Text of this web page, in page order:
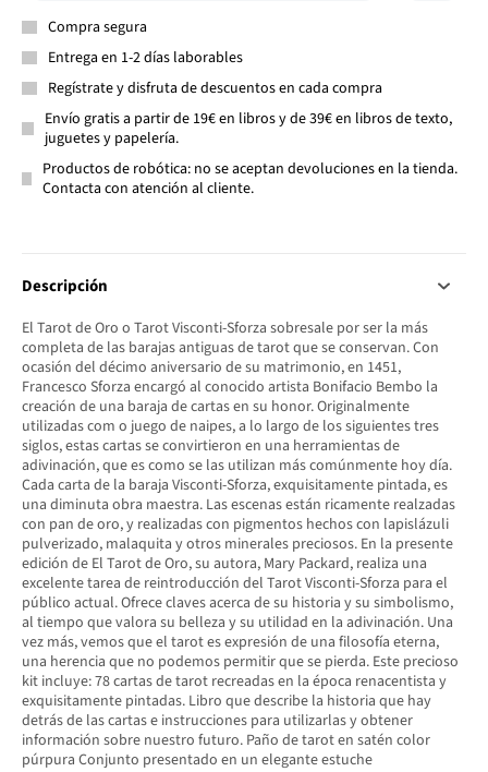
Compra segura
Entrega en 1-2 días laborables
Regístrate y disfruta de descuentos en cada compra
Envío gratis a partir de 19€ en libros y de 39€ en libros de texto,
juguetes y papelería.
Productos de robótica: no se aceptan devoluciones en la tienda.
Contacta con atención al cliente.
Descripción
El Tarot de Oro o Tarot Visconti-Sforza sobresale por ser la más
completa de las barajas antiguas de tarot que se conservan. Con
ocasión del décimo aniversario de su matrimonio, en 1451,
Francesco Sforza encargó al conocido artista Bonifacio Bembo la
creación de una baraja de cartas en su honor. Originalmente
utilizadas com o juego de naipes, a lo largo de los siguientes tres
siglos, estas cartas se convirtieron en una herramientas de
adivinación, que es como se las utilizan más comúnmente hoy día.
Cada carta de la baraja Visconti-Sforza, exquisitamente pintada, es
una diminuta obra maestra. Las escenas están ricamente realzadas
con pan de oro, y realizadas con pigmentos hechos con lapislázuli
pulverizado, malaquita y otros minerales preciosos. En la presente
edición de El Tarot de Oro, su autora, Mary Packard, realiza una
excelente tarea de reintroducción del Tarot Visconti-Sforza para el
público actual. Ofrece claves acerca de su historia y su simbolismo,
al tiempo que valora su belleza y su utilidad en la adivinación. Una
vez más, vemos que el tarot es expresión de una filosofía eterna,
una herencia que no podemos permitir que se pierda. Este precioso
kit incluye: 78 cartas de tarot recreadas en la época renacentista y
exquisitamente pintadas. Libro que describe la historia que hay
detrás de las cartas e instrucciones para utilizarlas y obtener
información sobre nuestro futuro. Paño de tarot en satén color
púrpura Conjunto presentado en un elegante estuche